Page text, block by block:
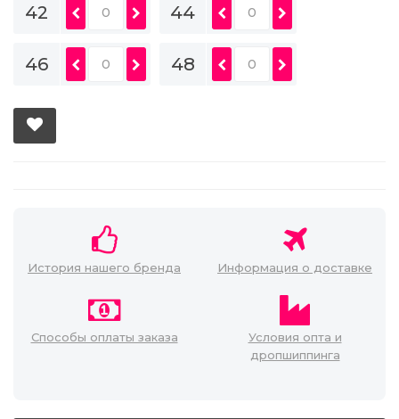
42 44
46 48
История нашего бренда Информация о доставке
Способы оплаты заказа
Условия опта и
дропшиппинга